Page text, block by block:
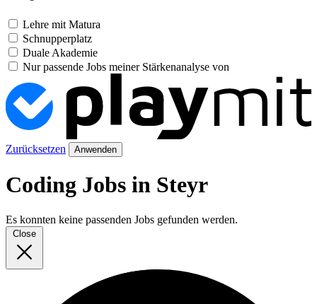
Lehre mit Matura
Schnupperplatz
Duale Akademie
Nur passende Jobs meiner Stärkenanalyse von
Zurücksetzen Anwenden
Coding Jobs in Steyr
Es konnten keine passenden Jobs gefunden werden.
Close